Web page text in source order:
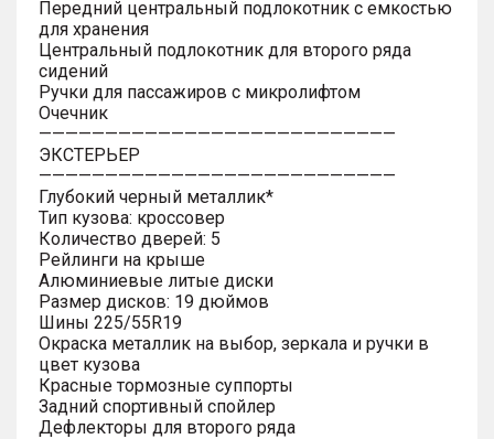
Передний центральный подлокотник с емкостью
для хранения
Центральный подлокотник для второго ряда
сидений
Ручки для пассажиров с микролифтом
Очечник
———————————————————————————
ЭКСТЕРЬЕР
———————————————————————————
Глубокий черный металлик*
Тип кузова: кроссовер
Количество дверей: 5
Рейлинги на крыше
Алюминиевые литые диски
Размер дисков: 19 дюймов
Шины 225/55R19
Окраска металлик на выбор, зеркала и ручки в
цвет кузова
Красные тормозные суппорты
Задний спортивный спойлер
Дефлекторы для второго ряда